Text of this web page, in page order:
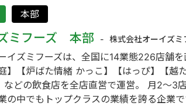
本部
ミフーズ 本部 株式会社オーイズミ
イズミフーズは、全国に14業態226店舗
】【炉ばた情緒 かっこ】【はっぴ】【越
などの飲食店を全店直営で運営。 月2～3
の中でもトップクラスの業績を誇る企業で